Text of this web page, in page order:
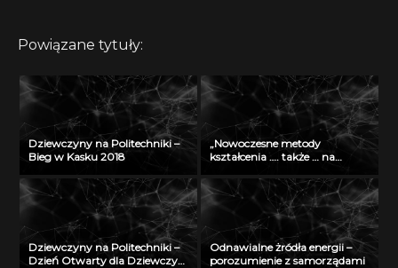
Powiązane tytuły:
Dziewczyny na Politechniki –
Bieg w Kasku 2018
„Nowoczesne metody
kształcenia …. także … na
Radiu Akadera – 11 grudzień
2012
Dziewczyny na Politechniki –
Dzień Otwarty dla Dziewczyn
Odnawialne żródła energii –
porozumienie z samorządami